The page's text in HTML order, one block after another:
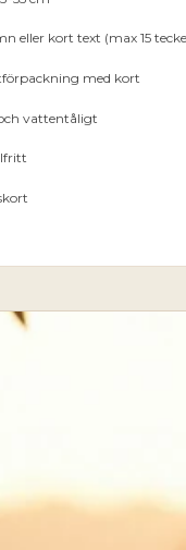
eller kort text (max 15
med kort
vattentåligt